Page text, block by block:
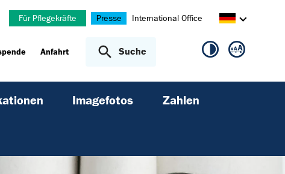
Für Pflegekräfte Presse International Office
Anfahrt Suche
Imagefotos Zahlen